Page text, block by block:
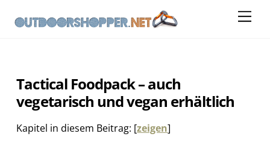
content
Tactical Foodpack – auch
vegetarisch und vegan erhältlich
Kapitel in diesem Beitrag: [zeigen]